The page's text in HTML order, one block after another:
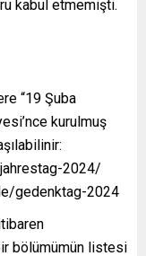
kabul etmemişti.
“19 Şuba
kurulmuş
2024/
gedenktag-2024
bölümümün listesi